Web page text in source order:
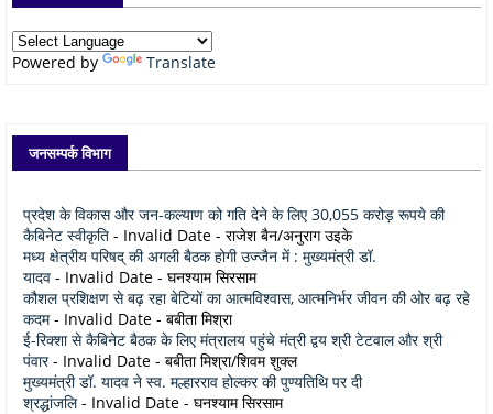
Powered by Translate
जनसम्पर्क विभाग
प्रदेश के विकास और जन-कल्याण को गति देने के लिए 30,055 करोड़ रूपये की
कैबिनेट स्वीकृति - Invalid Date - राजेश बैन/अनुराग उइके
मध्य क्षेत्रीय परिषद् की अगली बैठक होगी उज्जैन में : मुख्यमंत्री डॉ.
यादव - Invalid Date - घनश्याम सिरसाम
कौशल प्रशिक्षण से बढ़ रहा बेटियों का आत्मविश्वास, आत्मनिर्भर जीवन की ओर बढ़ रहे
कदम- Invalid Date - बबीता मिश्रा
ई-रिक्शा से कैबिनेट बैठक के लिए मंत्रालय पहुंचे मंत्री द्वय श्री टेटवाल और श्री
पंवार- Invalid Date - बबीता मिश्रा/शिवम शुक्ल
मुख्यमंत्री डॉ. यादव ने स्व. मल्हारराव होल्कर की पुण्यतिथि पर दी
श्रद्धांजलि- Invalid Date - घनश्याम सिरसाम